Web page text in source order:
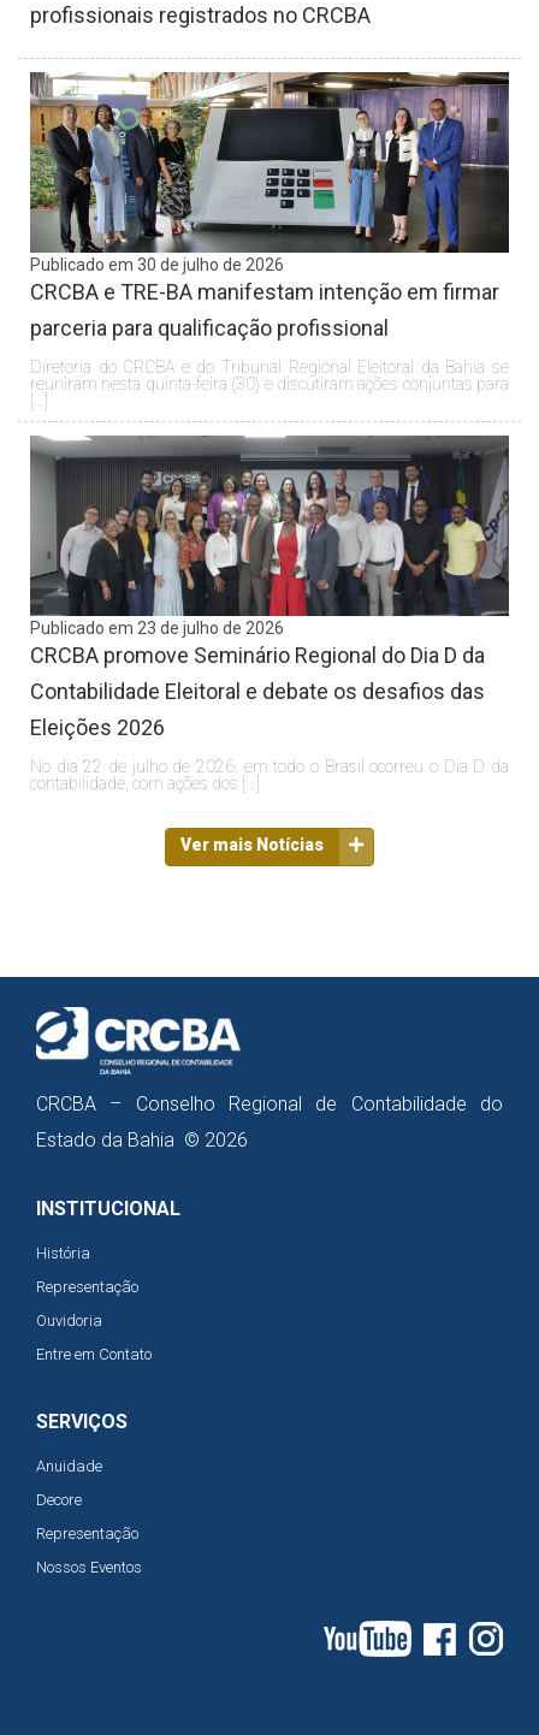
profissionais registrados no CRCBA
Publicado em 30 de julho de 2026
CRCBA e TRE-BA manifestam intenção em firmar
parceria para qualificação profissional
Diretoria do CRCBA e do Tribunal Regional Eleitoral da Bahia se
reuniram nesta quinta-feira (30) e discutiram ações conjuntas para
Publicado em 23 de julho de 2026
CRCBA promove Seminário Regional do Dia D da
Contabilidade Eleitoral e debate os desafios das
Eleições 2026
No dia 22 de julho de 2026, em todo o Brasil ocorreu o Dia D da
contabilidade, com ações dos […]
Ver mais Notícias
CRCBA – Conselho Regional de Contabilidade do
Estado da Bahia © 2026
INSTITUCIONAL
História
Representação
Ouvidoria
Entre em Contato
SERVIÇOS
Anuidade
Decore
Representação
Nossos Eventos